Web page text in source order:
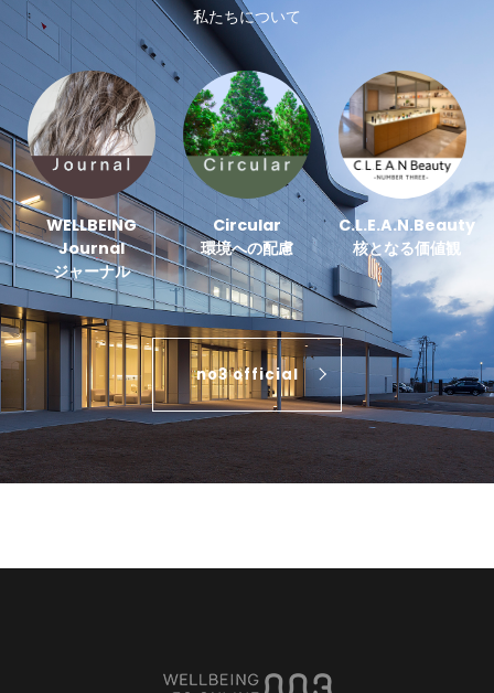
私たちについて
WELLBEING
Journal
ジャーナル
Circular
環境への配慮
C.L.E.A.N.Beauty
核となる価値観
no3 official